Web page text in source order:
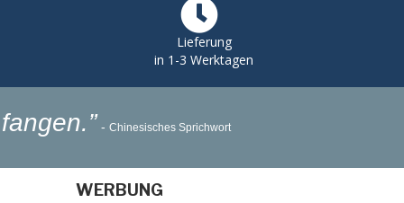
Lieferung
in 1-3 Werktagen
- Chinesisches Sprichwort
WERBUNG